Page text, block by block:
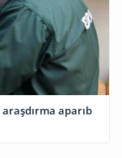
araşdırma aparıb